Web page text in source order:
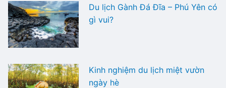
Du lịch Gành Đá Đĩa – Phú Yên có
gì vui?
Kinh nghiệm du lịch miệt vườn
ngày hè